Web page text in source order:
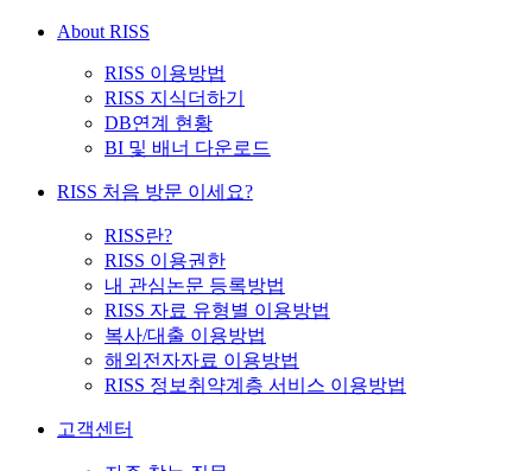
About RISS
RISS 이용방법
RISS 지식더하기
DB연계 현황
BI 및 배너 다운로드
RISS 처음 방문 이세요?
RISS란?
RISS 이용권한
내 관심논문 등록방법
RISS 자료 유형별 이용방법
복사/대출 이용방법
해외전자자료 이용방법
RISS 정보취약계층 서비스 이용방법
고객센터